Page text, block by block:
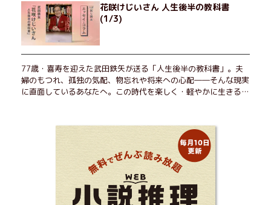
花咲けじいさん 人生後半の教科書
(1/3)
77歳・喜寿を迎えた武田鉄矢が送る「人生後半の教科書」。夫
婦のもつれ、孤独の気配、物忘れや将来への心配――そんな現実
に直面しているあなたへ。この時代を楽しく・軽やかに生きるヒ
ら！ 読むだけで前向きになれる一冊。